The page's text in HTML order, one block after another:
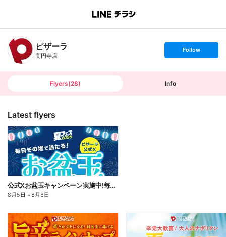
B
n
c
h
T
ピザーラ
高円寺店
s
t
o
Follow
Flyers(28) Info
Latest flyers
公式Xお盆玉キャンペーン実施中!毎日その場で2,500円分のネットクーポンがあたる!
8月5日 ～8月8日